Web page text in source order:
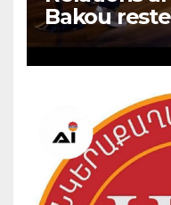
Bakou
selon le
Meliksetyan